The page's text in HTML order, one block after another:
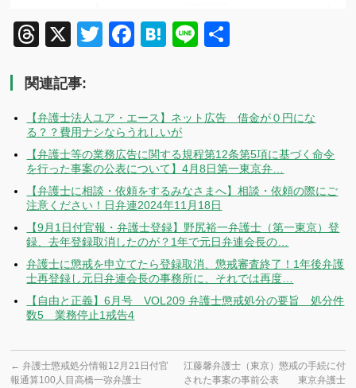
Threads
X TwitterFacebook
Hatena
Line
関連記事:
【弁護士法人ユア・エース】ネット広告 借金が０円にな
る？？費用ナシならうれしいが
【弁護士等の業務広告に関する規程第12条第5項に基づく命令
を行った事案の公表について】4月8日第一東京弁…
【弁護士に相談・依頼をするみなさまへ】相談・依頼の際にご
注意ください！日弁連2024年11月18日
【9月1日付官報・弁護士登録】野尻裕一弁護士（第一東京）登
録、去年登録取消したのが？1年で元日弁連会長の…
弁護士に懲戒を申立てたら登録取消、懲戒審査終了！1年後弁護
士再登録し元日弁連会長の事務所に、それでは再度…
【自由と正義】6月号 VOL209 弁護士懲戒処分の要旨 処分件
数5 業務停止1戒告4
← 弁護士懲戒処分情報12月21日付官
報通算100人目高橋一弥弁護士
江藤馨弁護士（東京）懲戒の手続に付
された事案の事前公表 東京弁護士